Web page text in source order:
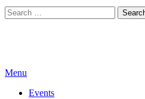
Search
for:
Menu
Events